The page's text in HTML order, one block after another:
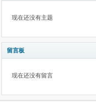
现在还没有主题
留言板
现在还没有留言